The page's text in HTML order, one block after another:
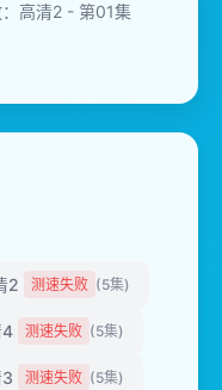
高清2 - 第01集
2 测速失败 (5集)
4 测速失败 (5集)
测速失败 (5集)